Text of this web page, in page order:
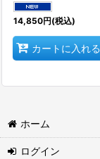
14,850円(税込)
カートに入れる
ホーム
ログイン